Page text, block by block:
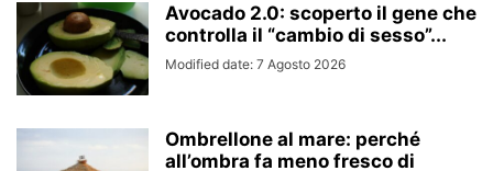
Avocado 2.0: scoperto il gene che
controlla il “cambio di sesso”...
Modified date: 7 Agosto 2026
Ombrellone al mare: perché
all’ombra fa meno fresco di